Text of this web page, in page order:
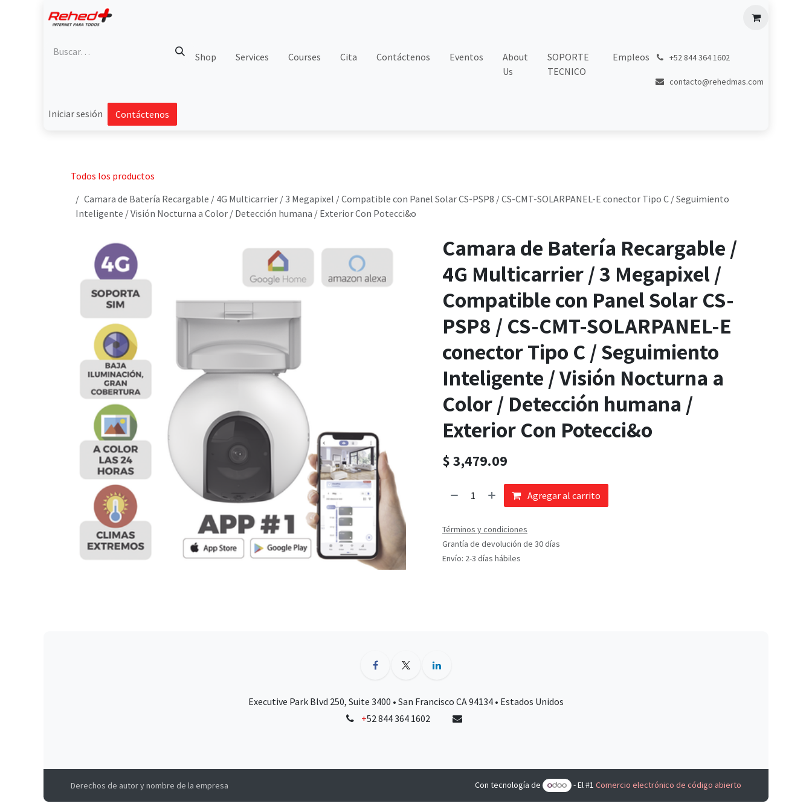
Shop Services Courses Cita Contáctenos Eventos
About
Us
SOPORTE
TECNICO
Empleos +52 844 364 1602
contacto@rehedmas.com
Iniciar sesión Contáctenos
Todos los productos
Camara de Batería Recargable / 4G Multicarrier / 3 Megapixel / Compatible con Panel Solar CS-PSP8 / CS-CMT-SOLARPANEL-E conector Tipo C / Seguimiento
Inteligente / Visión Nocturna a Color / Detección humana / Exterior Con Potecci&o
Camara de Batería Recargable /
4G Multicarrier / 3 Megapixel /
Compatible con Panel Solar CS-
PSP8 / CS-CMT-SOLARPANEL-E
conector Tipo C / Seguimiento
Inteligente / Visión Nocturna a
Color / Detección humana /
Exterior Con Potecci&o
$3,479.09
Agregar al carrito
Términos y condiciones
Grantía de devolución de 30 días
Envío: 2-3 días hábiles
Executive Park Blvd 250, Suite 3400 • San Francisco CA 94134 • Estados Unidos
+52 844 364 1602
Derechos de autor y nombre de la empresa Con tecnología de - El #1 Comercio electrónico de código abierto